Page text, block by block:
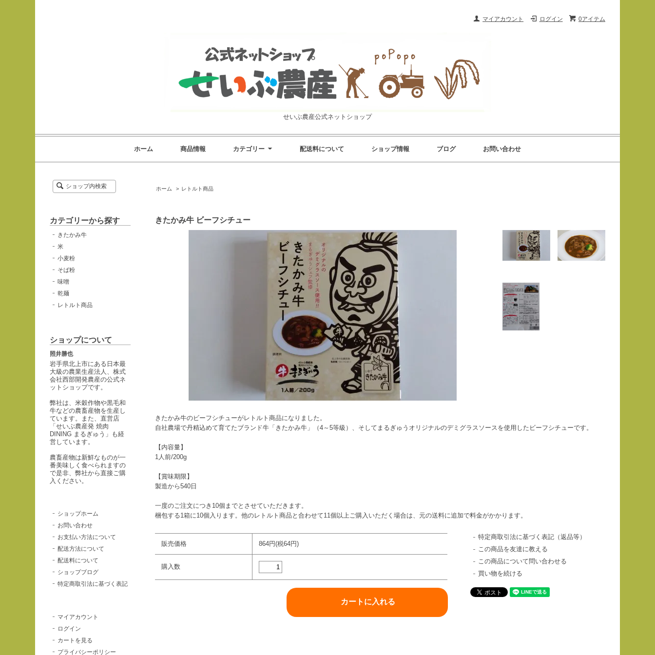
0アイテム
ログイン
マイアカウント
せいぶ農産公式ネットショップ
ホーム 商品情報 カテゴリー 配送料について ショップ情報 ブログ お問い合わせ
ホーム > レトルト商品
きたかみ牛 ビーフシチュー
きたかみ牛のビーフシチューがレトルト商品になりました。
自社農場で丹精込めて育てたブランド牛「きたかみ牛」（4～5等級）、そしてまるぎゅうオリジナルのデミグラスソースを使用したビーフシチューです。
【内容量】
1人前/200g
【賞味期限】
製造から540日
一度のご注文につき10個までとさせていただきます。
梱包する1箱に10個入ります。他のレトルト商品と合わせて11個以上ご購入いただく場合は、元の送料に追加で料金がかかります。
販売価格 864円(税64円)
購入数
特定商取引法に基づく表記（返品等）
この商品を友達に教える
この商品について問い合わせる
買い物を続ける
ショップ内検索
カテゴリーから探す
きたかみ牛
米
小麦粉
そば粉
味噌
乾麺
レトルト商品
ショップについて
照井勝也
岩手県北上市にある日本最
大級の農業生産法人、株式
会社西部開発農産の公式ネ
ットショップです。
弊社は、米穀作物や黒毛和
牛などの農畜産物を生産し
ています。また、直営店
「せいぶ農産発 焼肉
DINING まるぎゅう」も経
営しています。
農畜産物は新鮮なものが一
番美味しく食べられますの
で是非、弊社から直接ご購
入ください。
ショップホーム
お問い合わせ
お支払い方法について
配送方法について
配送料について
ショップブログ
特定商取引法に基づく表記
マイアカウント
ログイン
カートを見る
プライバシーポリシー